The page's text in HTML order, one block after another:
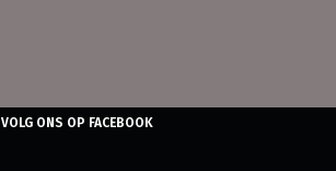
VOLG ONS OP FACEBOOK